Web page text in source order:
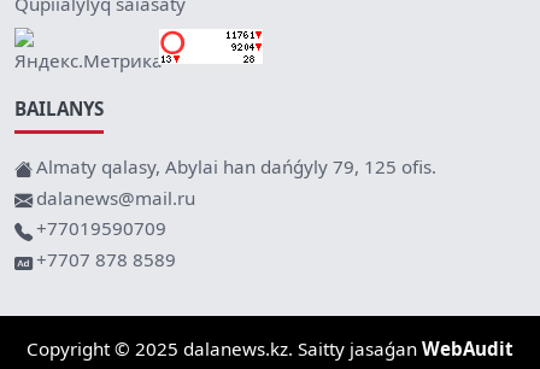
BAILANYS
Almaty qalasy, Abylai han dańǵyly 79, 125 ofis.
dalanews@mail.ru
+77019590709
+7707 878 8589
Copyright © 2025 dalanews.kz. Saitty jasaǵan WebAudit